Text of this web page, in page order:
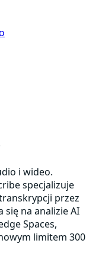
i wideo.
specjalizuje
przez
się na analizie AI
Spaces,
limitem 300